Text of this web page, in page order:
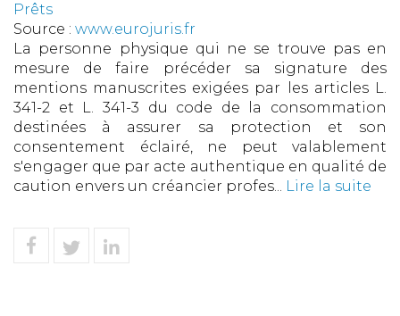
Prêts
Source : www.eurojuris.fr
La personne physique qui ne se trouve pas en
mesure de faire précéder sa signature des
mentions manuscrites exigées par les articles L.
341-2 et L. 341-3 du code de la consommation
destinées à assurer sa protection et son
consentement éclairé, ne peut valablement
s'engager que par acte authentique en qualité de
caution envers un créancier profes... Lire la suite